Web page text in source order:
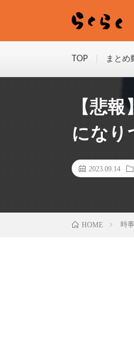
TOP まとめ
【悲
になり
2023.09.14
HOME 時